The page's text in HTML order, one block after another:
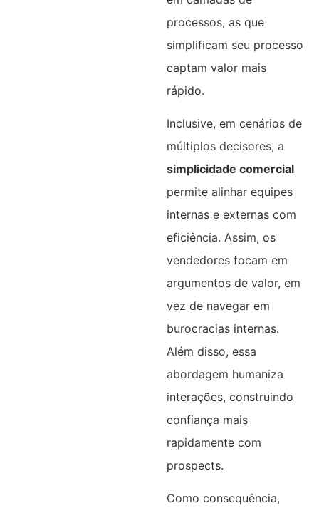
processos, as que
simplificam seu processo
captam valor mais
rápido.
Inclusive, em cenários de
múltiplos decisores, a
simplicidade comercial
permite alinhar equipes
internas e externas com
eficiência. Assim, os
vendedores focam em
argumentos de valor, em
vez de navegar em
burocracias internas.
Além disso, essa
abordagem humaniza
interações, construindo
confiança mais
rapidamente com
prospects.​
Como consequência,